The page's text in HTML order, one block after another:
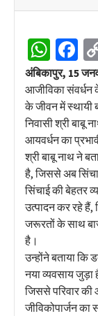
अंबिकापुर, 15
आजीविका संवर्धन
के जीवन में स्थायी
निवासी श्री बाबू
आयवर्धन का
श्री बाबू नाथ ने
है, जिससे अब
सिंचाई की बेहतर
उत्पादन कर रहे
जरूरतों के साथ
है।
उन्होंने बताया
नया व्यवसाय जुड़ा
जिससे परिवार
जीविकोपार्जन का